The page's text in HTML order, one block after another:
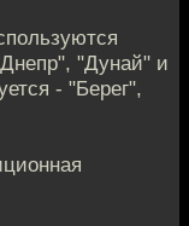
"Дунай" и
- "Берег",